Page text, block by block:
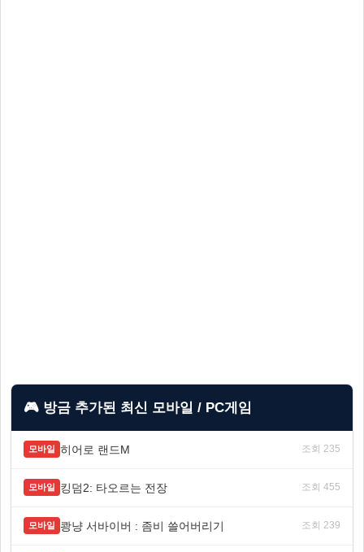
🎮 방금 추가된 최신 모바일 / PC게임
모바일 히어로 랜드M 조회 235
모바일 킹덤2: 타오르는 전장 조회 455
모바일 쾅냥 서바이버 : 좀비 쓸어버리기 조회 239